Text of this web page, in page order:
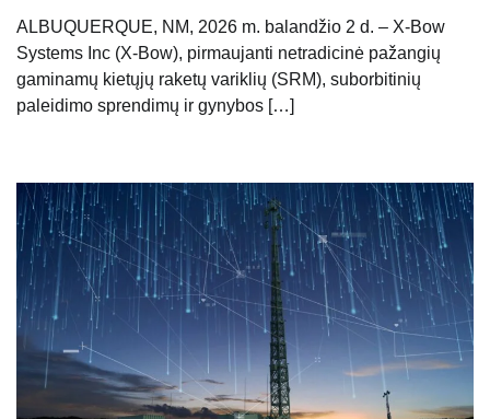
ALBUQUERQUE, NM, 2026 m. balandžio 2 d. – X-Bow
Systems Inc (X-Bow), pirmaujanti netradicinė pažangių
gaminamų kietųjų raketų variklių (SRM), suborbitinių
paleidimo sprendimų ir gynybos […]